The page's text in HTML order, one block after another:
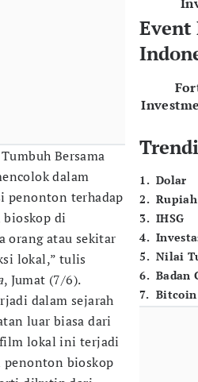
Bersama
dalam
penonton terhadap
di
orang atau sekitar
lokal,” tulis
, Jumat (7/6).
dalam sejarah
luar biasa dari
lokal ini terjadi
penonton bioskop
Event
1. Dolar
2. Rupiah
3. IHSG
4.
5. Nilai
6. Badan
7. Bitcoin